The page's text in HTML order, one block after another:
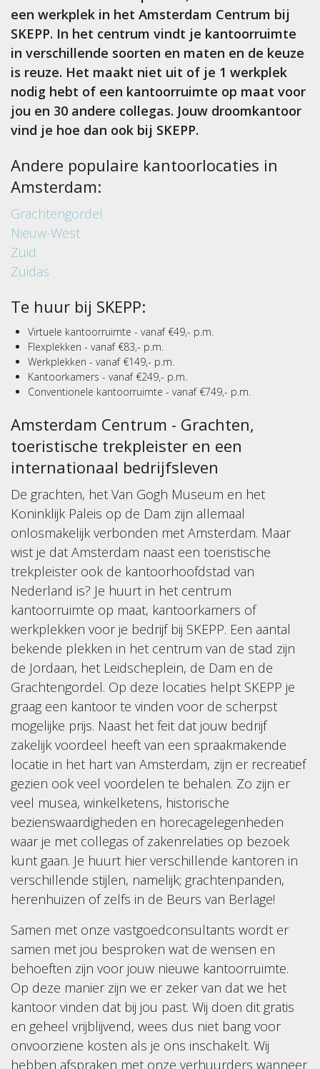
een werkplek in het Amsterdam Centrum bij
SKEPP. In het centrum vindt je kantoorruimte
in verschillende soorten en maten en de keuze
is reuze. Het maakt niet uit of je 1 werkplek
nodig hebt of een kantoorruimte op maat voor
jou en 30 andere collegas. Jouw droomkantoor
vind je hoe dan ook bij SKEPP.
Andere populaire kantoorlocaties in
Amsterdam:
Grachtengordel
Nieuw-West
Zuid
Zuidas
Te huur bij SKEPP:
Virtuele kantoorruimte - vanaf €49,- p.m.
Flexplekken - vanaf €83,- p.m.
Werkplekken - vanaf €149,- p.m.
Kantoorkamers - vanaf €249,- p.m.
Conventionele kantoorruimte - vanaf €749,- p.m.
Amsterdam Centrum - Grachten,
toeristische trekpleister en een
internationaal bedrijfsleven
De grachten, het Van Gogh Museum en het
Koninklijk Paleis op de Dam zijn allemaal
onlosmakelijk verbonden met Amsterdam. Maar
wist je dat Amsterdam naast een toeristische
trekpleister ook de kantoorhoofdstad van
Nederland is? Je huurt in het centrum
kantoorruimte op maat, kantoorkamers of
werkplekken voor je bedrijf bij SKEPP. Een aantal
bekende plekken in het centrum van de stad zijn
de Jordaan, het Leidscheplein, de Dam en de
Grachtengordel. Op deze locaties helpt SKEPP je
graag een kantoor te vinden voor de scherpst
mogelijke prijs. Naast het feit dat jouw bedrijf
zakelijk voordeel heeft van een spraakmakende
locatie in het hart van Amsterdam, zijn er recreatief
gezien ook veel voordelen te behalen. Zo zijn er
veel musea, winkelketens, historische
bezienswaardigheden en horecagelegenheden
waar je met collegas of zakenrelaties op bezoek
kunt gaan. Je huurt hier verschillende kantoren in
verschillende stijlen, namelijk; grachtenpanden,
herenhuizen of zelfs in de Beurs van Berlage!
Samen met onze vastgoedconsultants wordt er
samen met jou besproken wat de wensen en
behoeften zijn voor jouw nieuwe kantoorruimte.
Op deze manier zijn we er zeker van dat we het
kantoor vinden dat bij jou past. Wij doen dit gratis
en geheel vrijblijvend, wees dus niet bang voor
onvoorziene kosten als je ons inschakelt. Wij
hebben afspraken met onze verhuurders wanneer